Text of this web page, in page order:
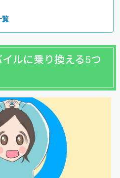
覧
ルに乗り換える5つ